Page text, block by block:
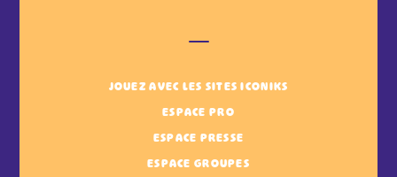
JOUEZ AVEC LES SITES ICONIKS
ESPACE PRO
ESPACE PRESSE
ESPACE GROUPES